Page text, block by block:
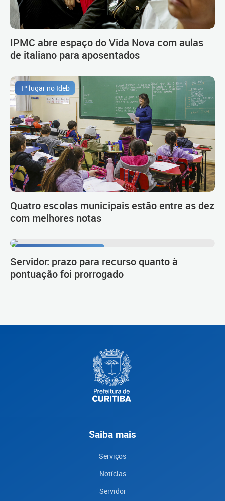
IPMC abre espaço do Vida Nova com aulas
de italiano para aposentados
1º lugar no Ideb
Quatro escolas municipais estão entre as dez
com melhores notas
Servidor: prazo para recurso quanto à
pontuação foi prorrogado
Saiba mais
Serviços
Notícias
Servidor